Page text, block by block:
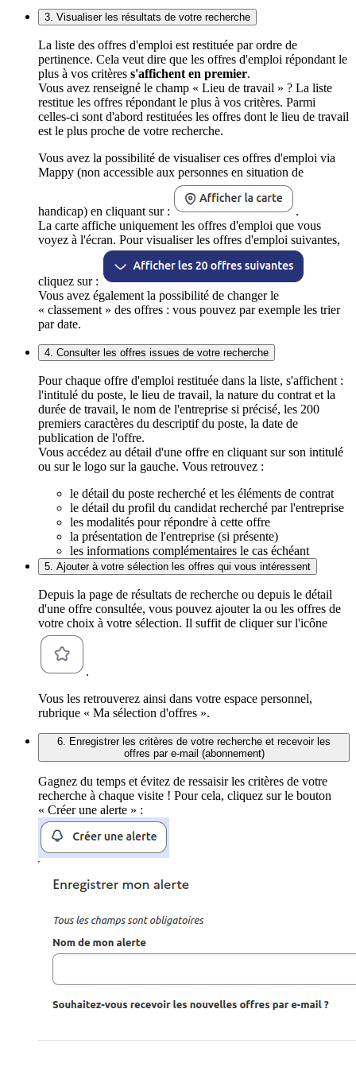
3. Visualiser les résultats de votre recherche
La liste des offres d'emploi est restituée par ordre de
pertinence. Cela veut dire que les offres d'emploi répondant le
plus à vos critères s'affichent en premier.
Vous avez renseigné le champ « Lieu de travail » ? La liste
restitue les offres répondant le plus à vos critères. Parmi
celles-ci sont d'abord restituées les offres dont le lieu de travail
est le plus proche de votre recherche.
Vous avez la possibilité de visualiser ces offres d'emploi via
Mappy (non accessible aux personnes en situation de
handicap) en cliquant sur :
.
La carte affiche uniquement les offres d'emploi que vous
voyez à l'écran. Pour visualiser les offres d'emploi suivantes,
cliquez sur :
Vous avez également la possibilité de changer le
« classement » des offres : vous pouvez par exemple les trier
par date.
4. Consulter les offres issues de votre recherche
Pour chaque offre d'emploi restituée dans la liste, s'affichent :
l'intitulé du poste, le lieu de travail, la nature du contrat et la
durée de travail, le nom de l'entreprise si précisé, les 200
premiers caractères du descriptif du poste, la date de
publication de l'offre.
Vous accédez au détail d'une offre en cliquant sur son intitulé
ou sur le logo sur la gauche. Vous retrouvez :
le détail du poste recherché et les éléments de contrat
le détail du profil du candidat recherché par l'entreprise
les modalités pour répondre à cette offre
la présentation de l'entreprise (si présente)
les informations complémentaires le cas échéant
5. Ajouter à votre sélection les offres qui vous intéressent
Depuis la page de résultats de recherche ou depuis le détail
d'une offre consultée, vous pouvez ajouter la ou les offres de
votre choix à votre sélection. Il suffit de cliquer sur l'icône
.
Vous les retrouverez ainsi dans votre espace personnel,
rubrique « Ma sélection d'offres ».
6. Enregistrer les critères de votre recherche et recevoir les
offres par e-mail (abonnement)
Gagnez du temps et évitez de ressaisir les critères de votre
recherche à chaque visite ! Pour cela, cliquez sur le bouton
« Créer une alerte » :